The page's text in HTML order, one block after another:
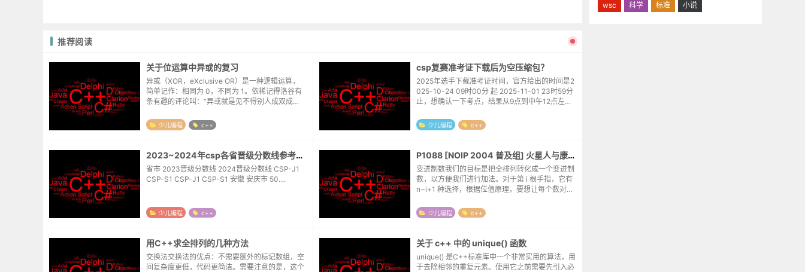
推荐阅读
关于位运算中异或的复习
异或（XOR，eXclusive OR）是一种逻辑运算，
简单记作：相同为 0，不同为 1。依稀记得洛谷有
条有趣的评论叫：“异或就是见不得别人成双成
01110 常见用途开...
少儿编程 c++
csp复赛准考证下载后为空压缩包？
2025年选手下载准考证时间，官方给出的时间是2
025-10-24 09时00分 起 2025-11-01 23时59分
止，想确认一下考点，结果从9点到中午12点左
官网底部的联系电话。接电...
少儿编程 c++
2023~2024年csp各省晋级分数线参考表格
省市 2023晋级分数线 2024晋级分数线 CSP-J1
CSP-S1 CSP-J1 CSP-S1 安徽 安庆市 50....
少儿编程 c++
P1088 [NOIP 2004 普及组] 火星人与康托展开
变进制数我们的目标是把全排列转化成一个变进制
数，以方便我们进行加法。对于第 i 根手指，它有
n−i+1 种选择，根据位值原理，要想让每个数对应
么，整个过程分为三步：将火星数变成变进...
少儿编程 c++
用C++求全排列的几种方法
交换法交换法的优点：不需要额外的标记数组，空
间复杂度更低，代码更简洁。需要注意的是，这个
关于 c++ 中的 unique() 函数
unique() 是C++标准库中一个非常实用的算法，用
于去除相邻的重复元素。使用它之前需要先引入必
wsc
科学 标准 小说